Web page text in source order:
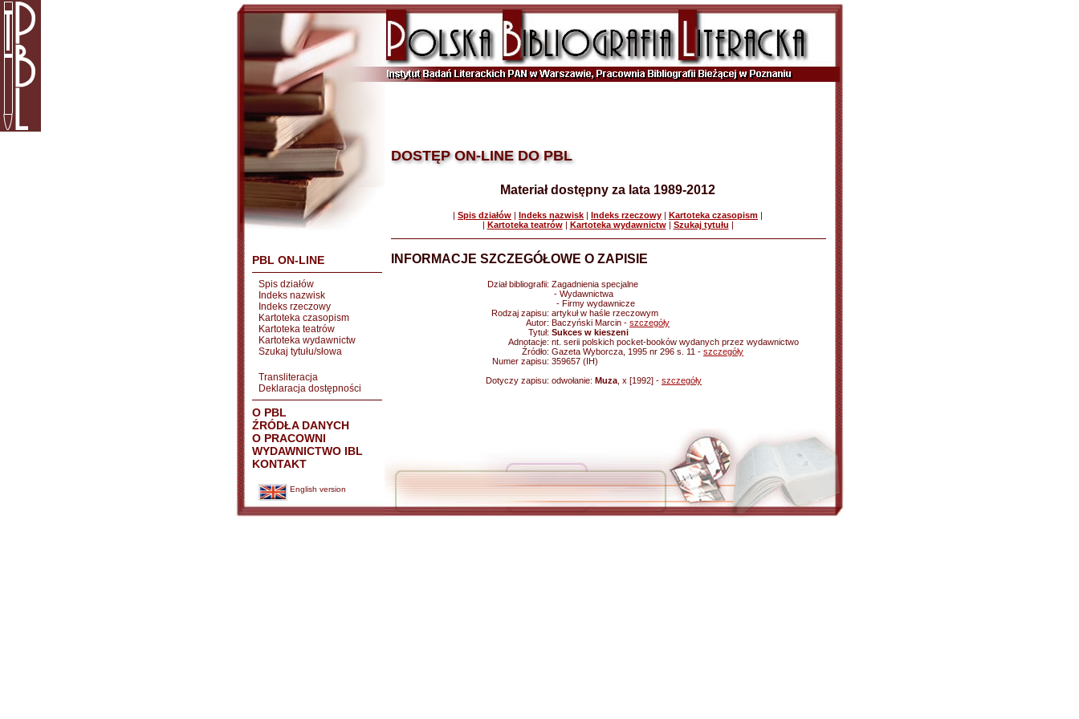
PBL ON-LINE
Spis działów
Indeks nazwisk
Indeks rzeczowy
Kartoteka czasopism
Kartoteka teatrów
Kartoteka wydawnictw
Szukaj tytułu/słowa
Transliteracja
Deklaracja dostępności
O PBL
ŹRÓDŁA DANYCH
O PRACOWNI
WYDAWNICTWO IBL
KONTAKT
English version
DOSTĘP ON-LINE DO PBL
Materiał dostępny za lata 1989-2012
| Spis działów | Indeks nazwisk | Indeks rzeczowy | Kartoteka czasopism |
| Kartoteka teatrów| Kartoteka wydawnictw| Szukaj tytułu |
INFORMACJE SZCZEGÓŁOWE O ZAPISIE
Dział bibliografii: Zagadnienia specjalne
- Wydawnictwa
- Firmy wydawnicze
Rodzaj zapisu: artykuł w haśle rzeczowym
Autor: Baczyński Marcin - szczegóły
Tytuł: Sukces w kieszeni
Adnotacje: nt. serii polskich pocket-booków wydanych przez wydawnictwo
Źródło: Gazeta Wyborcza, 1995 nr 296 s. 11 - szczegóły
Numer zapisu: 359657 (IH)
Dotyczy zapisu: odwołanie: Muza , x [1992] - szczegóły